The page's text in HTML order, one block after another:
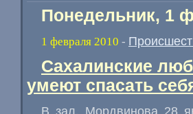
Понедельник, 1
1 февраля 2010 -
Сахалинские
умеют спасать
В зал. Мордвинова 28